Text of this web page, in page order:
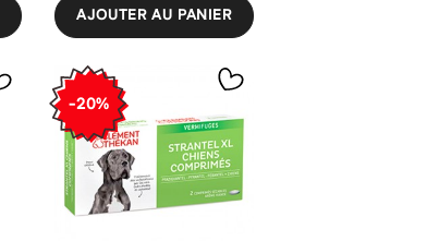
AJOUTER AU PANIER
-20%